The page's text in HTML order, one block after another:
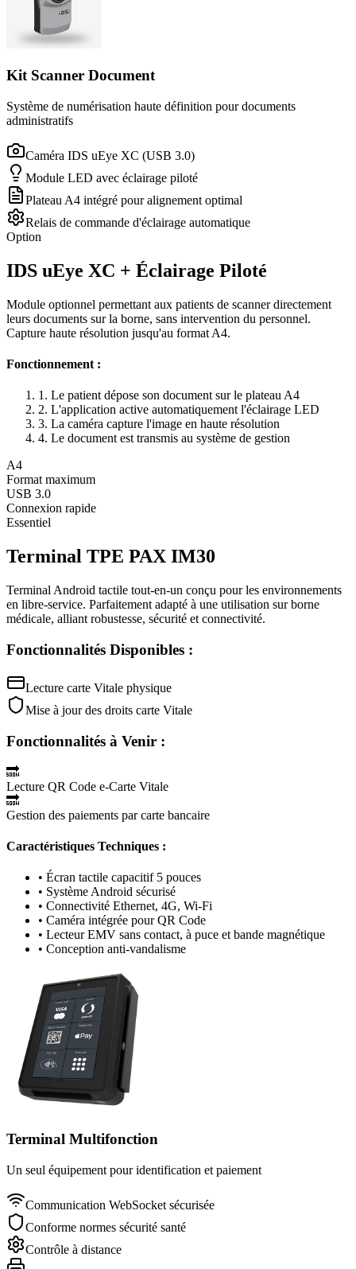
Kit Scanner Document
Système de numérisation haute définition pour documents
administratifs
Caméra IDS uEye XC (USB 3.0)
Module LED avec éclairage piloté
Plateau A4 intégré pour alignement optimal
Relais de commande d'éclairage automatique
Option
IDS uEye XC + Éclairage Piloté
Module optionnel permettant aux patients de scanner directement
leurs documents sur la borne, sans intervention du personnel.
Capture haute résolution jusqu'au format A4.
Fonctionnement :
1. Le patient dépose son document sur le plateau A4
2. L'application active automatiquement l'éclairage LED
3. La caméra capture l'image en haute résolution
4. Le document est transmis au système de gestion
A4
Format maximum
USB 3.0
Connexion rapide
Essentiel
Terminal TPE PAX IM30
Terminal Android tactile tout-en-un conçu pour les environnements
en libre-service. Parfaitement adapté à une utilisation sur borne
médicale, alliant robustesse, sécurité et connectivité.
Fonctionnalités Disponibles :
Lecture carte Vitale physique
Mise à jour des droits carte Vitale
Fonctionnalités à Venir :
🔜
Lecture QR Code e-Carte Vitale
🔜
Gestion des paiements par carte bancaire
Caractéristiques Techniques :
• Écran tactile capacitif 5 pouces
• Système Android sécurisé
• Connectivité Ethernet, 4G, Wi-Fi
• Caméra intégrée pour QR Code
• Lecteur EMV sans contact, à puce et bande magnétique
• Conception anti-vandalisme
Terminal Multifonction
Un seul équipement pour identification et paiement
Communication WebSocket sécurisée
Conforme normes sécurité santé
Contrôle à distance